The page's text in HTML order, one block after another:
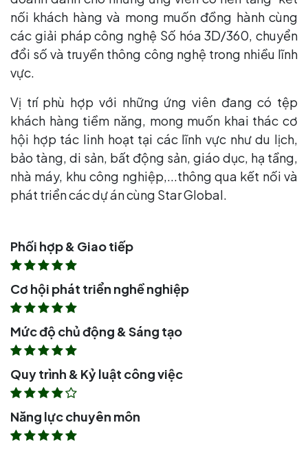
nối khách hàng và mong muốn đồng hành cùng
các giải pháp công nghệ Số hóa 3D/360, chuyển
đổi số và truyền thông công nghệ trong nhiều lĩnh
vực.
Vị trí phù hợp với những ứng viên đang có tệp
khách hàng tiềm năng, mong muốn khai thác cơ
hội hợp tác linh hoạt tại các lĩnh vực như du lịch,
bảo tàng, di sản, bất động sản, giáo dục, hạ tầng,
nhà máy, khu công nghiệp,...thông qua kết nối và
phát triển các dự án cùng Star Global.
Phối hợp & Giao tiếp
Cơ hội phát triển nghề nghiệp
Mức độ chủ động & Sáng tạo
Quy trình & Kỷ luật công việc
Năng lực chuyên môn